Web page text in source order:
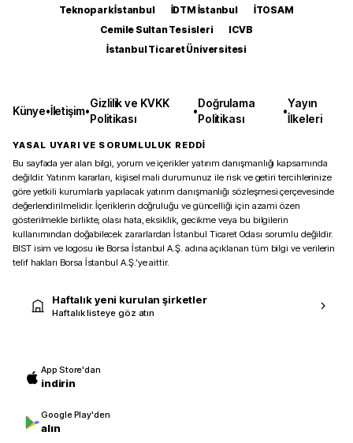
Teknopark İstanbul
İDTM İstanbul
İTOSAM
Cemile Sultan Tesisleri
ICVB
İstanbul Ticaret Üniversitesi
Künye•İletişim•
Gizlilik ve KVKK
Politikası
•
Doğrulama
Politikası
•
Yayın
İlkeleri
YASAL UYARI VE SORUMLULUK REDDİ
Bu sayfada yer alan bilgi, yorum ve içerikler yatırım danışmanlığı kapsamında
değildir. Yatırım kararları, kişisel mali durumunuz ile risk ve getiri tercihlerinize
göre yetkili kurumlarla yapılacak yatırım danışmanlığı sözleşmesi çerçevesinde
değerlendirilmelidir. İçeriklerin doğruluğu ve güncelliği için azami özen
gösterilmekle birlikte, olası hata, eksiklik, gecikme veya bu bilgilerin
kullanımından doğabilecek zararlardan İstanbul Ticaret Odası sorumlu değildir.
BIST isim ve logosu ile Borsa İstanbul A.Ş. adına açıklanan tüm bilgi ve verilerin
telif hakları Borsa İstanbul A.Ş.’ye aittir.
Haftalık yeni kurulan şirketler
Haftalık listeye göz atın
App Store'dan
indirin
Google Play'den
alın